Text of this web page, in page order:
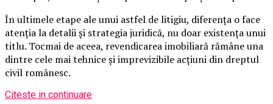
În ultimele etape ale unui astfel de litigiu, diferența o face
atenția la detalii și strategia juridică, nu doar existența unui
titlu. Tocmai de aceea, revendicarea imobiliară rămâne una
dintre cele mai tehnice și imprevizibile acțiuni din dreptul
civil românesc.
Citeste in continuare